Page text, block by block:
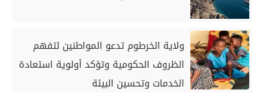
ولاية الخرطوم تدعو المواطنين لتفهم
الظروف الحكومية وتؤكد أولوية استعادة
الخدمات وتحسين البيئة